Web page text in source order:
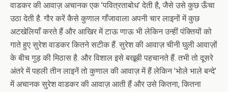
वाडकर की आवाज़ अचानक एक ’पवित्रताबोध’ देती है, जैसे उसे कुछ ऊँचा
उठा देती है. गौर करें कैसे कुणाल गाँजावाला अपनी चार लाइनों में कुछ
अटखेलियाँ करते हैं और आखिर में टाऊ णाऊ भी लेकिन उन्हीं पंक्तियों को
गाते हुए सुरेश वाडकर कितने सटीक हैं. सुरेश की आवाज़ चीनी घुली आवाज़ों
के बीच गुड़ की मिठास है. और विशाल इसे बखूबी पहचानते हैं. तभी तो दूसरे
अंतरे में पहली तीन लाइनें तो कुणाल की आवाज़ में हैं लेकिन ’भोले भाले बन्दे’
में अचानक सुरेश वाडकर की आवाज़ आती हैं और उसे कितना, कितना